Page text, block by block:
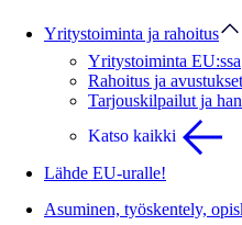
Yritystoiminta ja rahoitus
Yritystoiminta EU:ssa
Rahoitus ja avustukset
Tarjouskilpailut ja
Katso kaikki
Lähde EU-uralle!
Asuminen, työskentely,